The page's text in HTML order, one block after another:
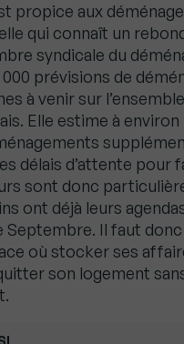
propice aux
qui connaît un
syndicale du
prévisions de
à venir sur
Elle estime à environ
délais d’attente pour
sont donc
ont déjà leurs
Septembre. Il faut
où stocker ses
son logement